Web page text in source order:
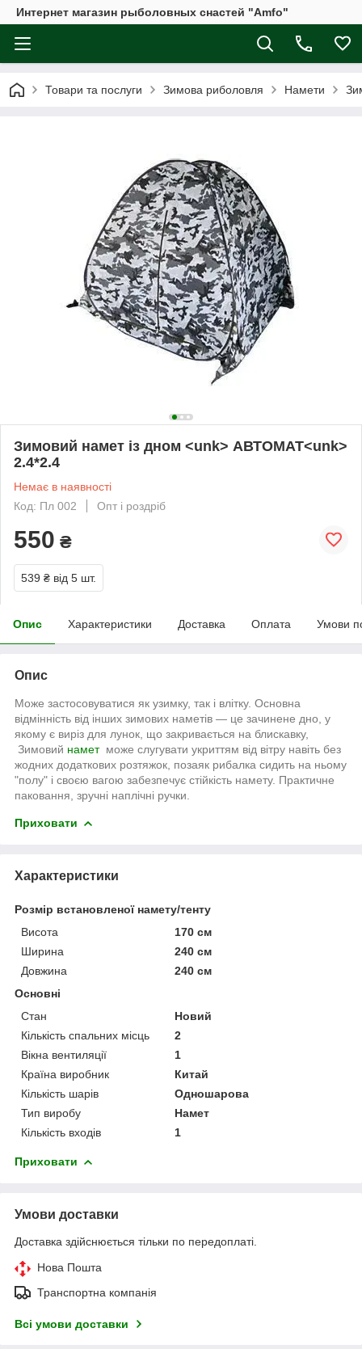
Интернет магазин рыболовных снастей "Amfo"
Товари та послуги Зимова риболовля Намети
Зимовий намет із дном <unk> АВТОМАТ<unk>
2.4*2.4
Немає в наявності
Код: Пл 002
Опт і роздріб
550 ₴
539 ₴ від 5 шт.
Опис Характеристики Доставка Оплата Умови
Опис
Може застосовуватися як узимку, так і влітку. Основна
відмінність від інших зимових наметів — це зачинене дно, у
якому є виріз для лунок, що закривається на блискавку,
Зимовий наметможе слугувати укриттям від вітру навіть без
жодних додаткових розтяжок, позаяк рибалка сидить на ньому
"полу" і своєю вагою забезпечує стійкість намету. Практичне
паковання, зручні наплічні ручки.
Приховати
Характеристики
Розмір встановленої намету/тенту
Висота
170 см
Ширина
240 см
Довжина
240 см
Основні
Стан
Новий
Кількість спальних місць
2
Вікна вентиляції
1
Країна виробник
Китай
Кількість шарів
Одношарова
Тип виробу
Намет
Кількість входів
1
Приховати
Умови доставки
Доставка здійснюється тільки по передоплаті.
Нова Пошта
Транспортна компанія
Всі умови доставки